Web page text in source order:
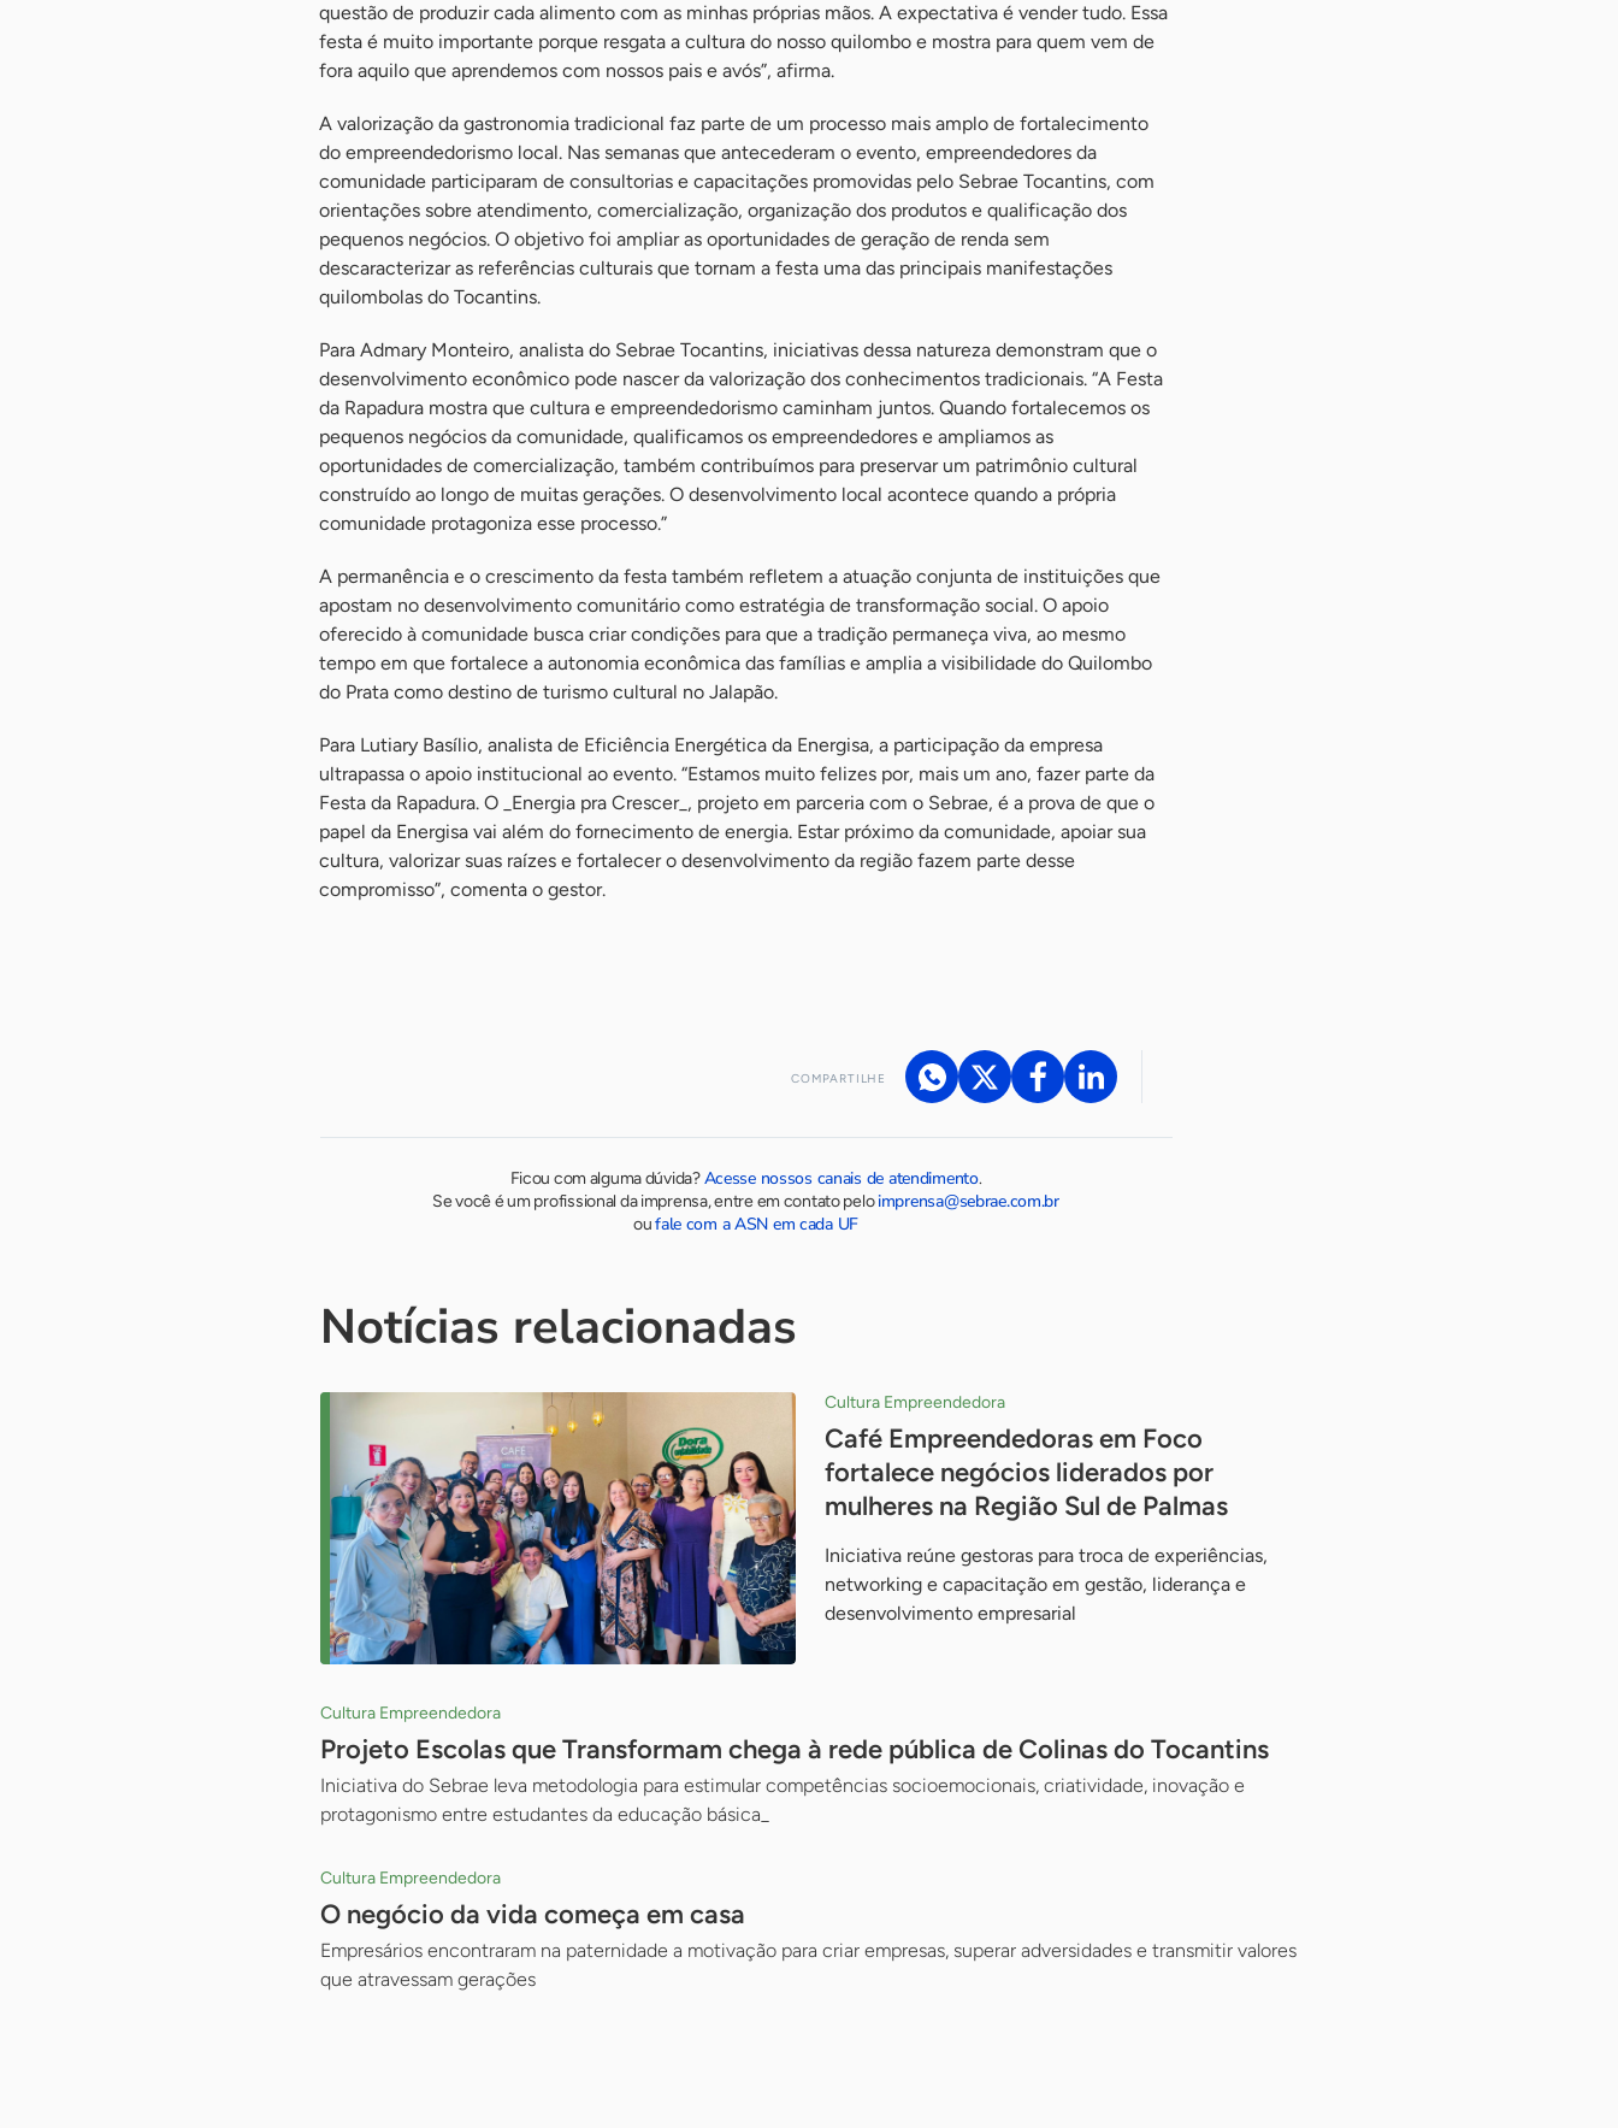
questão de produzir cada alimento com as minhas próprias mãos. A expectativa é vender tudo. Essa
festa é muito importante porque resgata a cultura do nosso quilombo e mostra para quem vem de
fora aquilo que aprendemos com nossos pais e avós”, afirma.
A valorização da gastronomia tradicional faz parte de um processo mais amplo de fortalecimento
do empreendedorismo local. Nas semanas que antecederam o evento, empreendedores da
comunidade participaram de consultorias e capacitações promovidas pelo Sebrae Tocantins, com
orientações sobre atendimento, comercialização, organização dos produtos e qualificação dos
pequenos negócios. O objetivo foi ampliar as oportunidades de geração de renda sem
descaracterizar as referências culturais que tornam a festa uma das principais manifestações
quilombolas do Tocantins.
Para Admary Monteiro, analista do Sebrae Tocantins, iniciativas dessa natureza demonstram que o
desenvolvimento econômico pode nascer da valorização dos conhecimentos tradicionais. “A Festa
da Rapadura mostra que cultura e empreendedorismo caminham juntos. Quando fortalecemos os
pequenos negócios da comunidade, qualificamos os empreendedores e ampliamos as
oportunidades de comercialização, também contribuímos para preservar um patrimônio cultural
construído ao longo de muitas gerações. O desenvolvimento local acontece quando a própria
comunidade protagoniza esse processo.”
A permanência e o crescimento da festa também refletem a atuação conjunta de instituições que
apostam no desenvolvimento comunitário como estratégia de transformação social. O apoio
oferecido à comunidade busca criar condições para que a tradição permaneça viva, ao mesmo
tempo em que fortalece a autonomia econômica das famílias e amplia a visibilidade do Quilombo
do Prata como destino de turismo cultural no Jalapão.
Para Lutiary Basílio, analista de Eficiência Energética da Energisa, a participação da empresa
ultrapassa o apoio institucional ao evento. “Estamos muito felizes por, mais um ano, fazer parte da
Festa da Rapadura. O _Energia pra Crescer_, projeto em parceria com o Sebrae, é a prova de que o
papel da Energisa vai além do fornecimento de energia. Estar próximo da comunidade, apoiar sua
cultura, valorizar suas raízes e fortalecer o desenvolvimento da região fazem parte desse
compromisso”, comenta o gestor.
COMPARTILHE
Ficou com alguma dúvida?Acesse nossos canais de atendimento.
Se você é um profissional da imprensa, entre em contato peloimprensa@sebrae.com.br
oufale com a ASN em cada UF
Notícias relacionadas
Cultura Empreendedora
Café Empreendedoras em Foco
fortalece negócios liderados por
mulheres na Região Sul de Palmas
Iniciativa reúne gestoras para troca de experiências,
networking e capacitação em gestão, liderança e
desenvolvimento empresarial
Cultura Empreendedora
Projeto Escolas que Transformam chega à rede pública de Colinas do Tocantins
Iniciativa do Sebrae leva metodologia para estimular competências socioemocionais, criatividade, inovação e
protagonismo entre estudantes da educação básica_
Cultura Empreendedora
O negócio da vida começa em casa
Empresários encontraram na paternidade a motivação para criar empresas, superar adversidades e transmitir valores
que atravessam gerações